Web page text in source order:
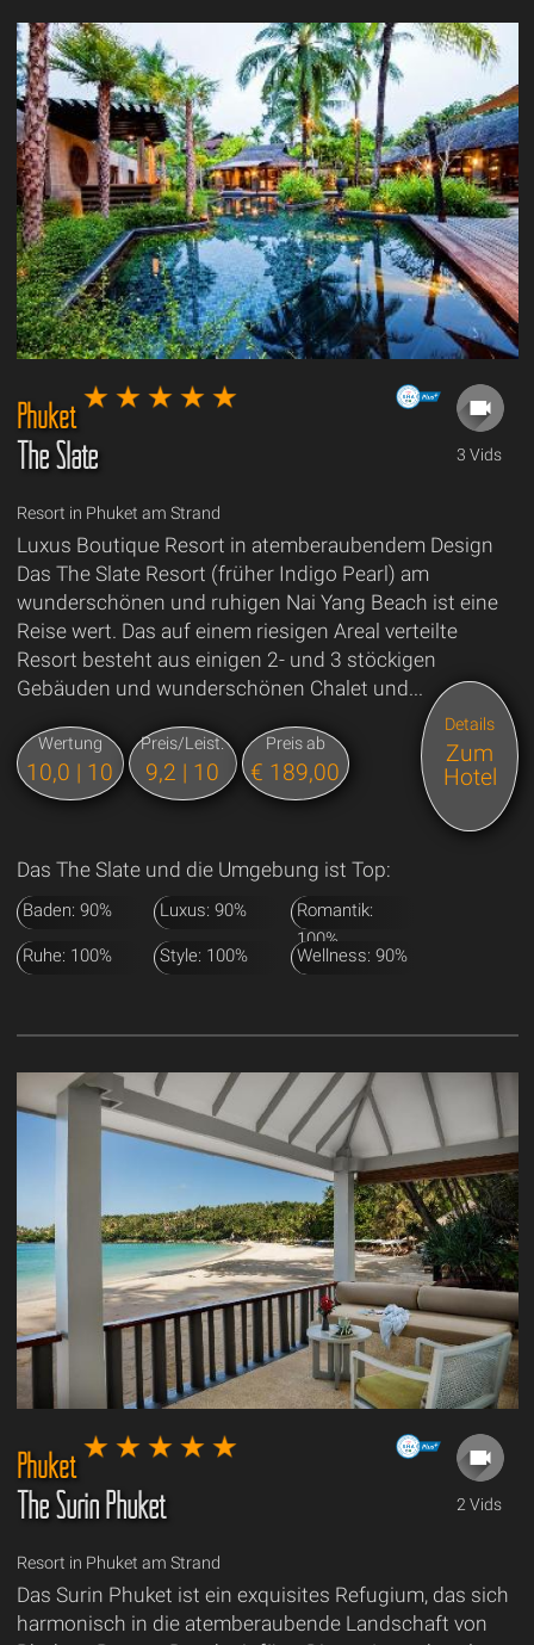
3 Vids
Phuket
The Slate
Resort in Phuket am Strand
Luxus Boutique Resort in atemberaubendem Design
Das The Slate Resort (früher Indigo Pearl) am
wunderschönen und ruhigen Nai Yang Beach ist eine
Reise wert. Das auf einem riesigen Areal verteilte
Resort besteht aus einigen 2- und 3 stöckigen
Gebäuden und wunderschönen Chalet und...
Wertung
10,0 | 10
Preis/Leist.
9,2 | 10
Preis ab
€ 189,00
Details
Zum
Hotel
Das The Slate und die Umgebung ist Top:
Baden: 90% Luxus: 90%
Romantik:
100%
Ruhe: 100% Style: 100% Wellness: 90%
2 Vids
Phuket
The Surin Phuket
Resort in Phuket am Strand
Das Surin Phuket ist ein exquisites Refugium, das sich
harmonisch in die atemberaubende Landschaft von